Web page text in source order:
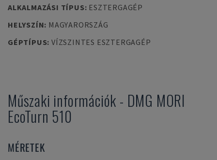
ALKALMAZÁSI TÍPUS: ESZTERGAGÉP
HELYSZÍN: MAGYARORSZÁG
GÉPTÍPUS: VÍZSZINTES ESZTERGAGÉP
Műszaki információk - DMG MORI
EcoTurn 510
MÉRETEK